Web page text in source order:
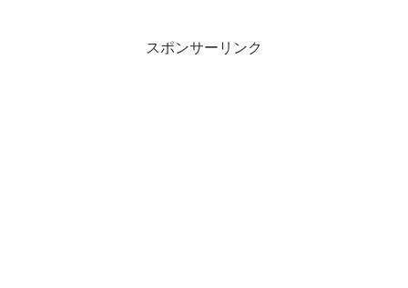
スポンサーリンク